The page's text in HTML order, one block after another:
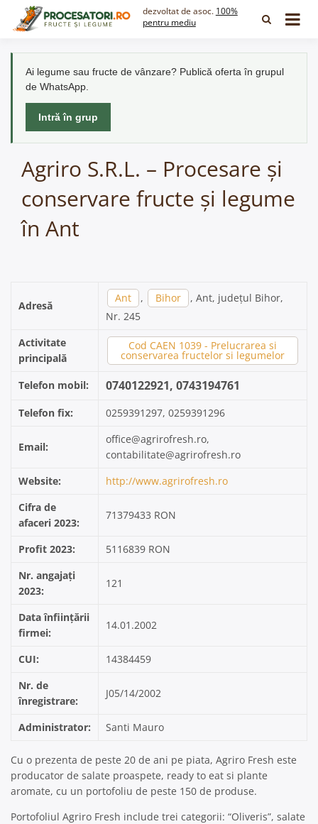
dezvoltat de asoc. 100%
pentru mediu
Ai legume sau fructe de vânzare? Publică oferta în grupul
de WhatsApp.
Intră în grup
Agriro S.R.L. – Procesare și
conservare fructe și legume
în Ant
Adresă
Ant , Bihor
, Ant, județul Bihor,
Nr. 245
Activitate
principală
Cod CAEN 1039 - Prelucrarea si
conservarea fructelor si legumelor
Telefon mobil: 0740122921, 0743194761
Telefon fix: 0259391297, 0259391296
Email:
office@agrirofresh.ro,
contabilitate@agrirofresh.ro
Website:
http://www.agrirofresh.ro
Cifra de
afaceri 2023:
71379433 RON
Profit 2023:
5116839 RON
Nr. angajați
2023:
121
Data înființării
firmei:
14.01.2002
CUI:
14384459
Nr. de
înregistrare:
J05/14/2002
Administrator: Santi Mauro
Cu o prezenta de peste 20 de ani pe piata, Agriro Fresh este
producator de salate proaspete, ready to eat si plante
aromate, cu un portofoliu de peste 150 de produse.
Portofoliul Agriro Fresh include trei categorii: “Oliveris”, salate